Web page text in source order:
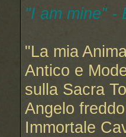
"I am mine" -
"La mia
Antico e
sulla Sacra
Angelo
Immortale